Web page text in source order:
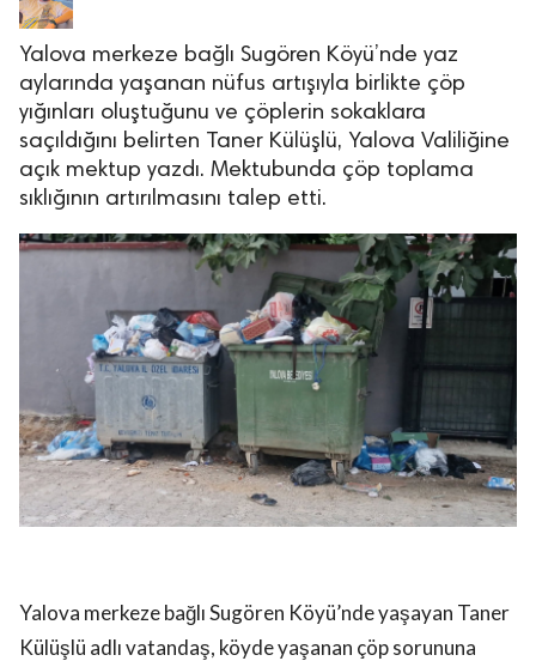
Asayiş
Saklıdır.
Yalova merkeze bağlı Sugören Köyü’nde yaz
aylarında yaşanan nüfus artışıyla birlikte çöp
yığınları oluştuğunu ve çöplerin sokaklara
saçıldığını belirten Taner Külüşlü, Yalova Valiliğine
açık mektup yazdı. Mektubunda çöp toplama
sıklığının artırılmasını talep etti.
Yalova merkeze bağlı Sugören Köyü’nde yaşayan Taner
Külüşlü adlı vatandaş, köyde yaşanan çöp sorununa